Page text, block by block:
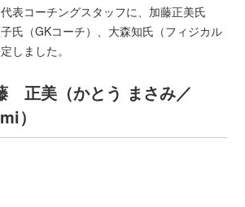
表コーチングスタッフに、加藤正美氏
子氏（GKコーチ）、大森知氏（フィジカル
しました。
正美（かとう まさみ／
）